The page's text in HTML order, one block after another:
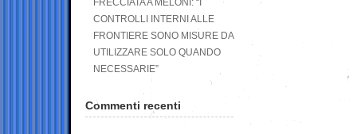
FRECCIATA A MELONI: “I
CONTROLLI INTERNI ALLE
FRONTIERE SONO MISURE DA
UTILIZZARE SOLO QUANDO
NECESSARIE”
Commenti recenti